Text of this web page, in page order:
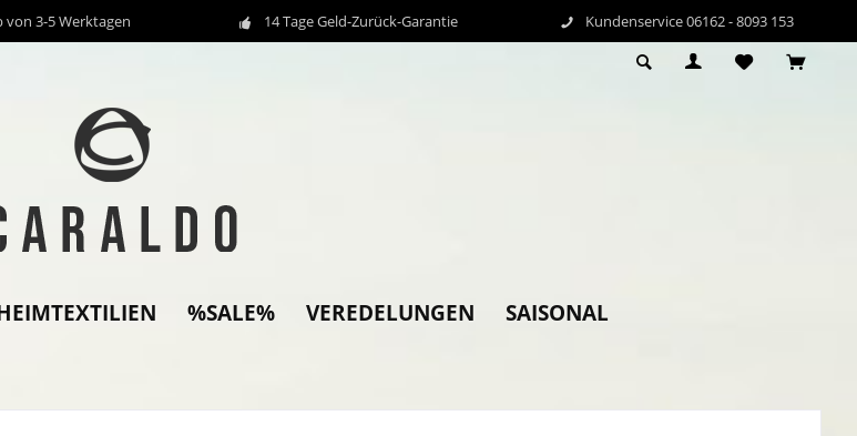
3-5 Werktagen 14 Tage Geld-Zurück-Garantie Kundenservice 06162 - 8093 153
%SALE% VEREDELUNGEN SAISONAL